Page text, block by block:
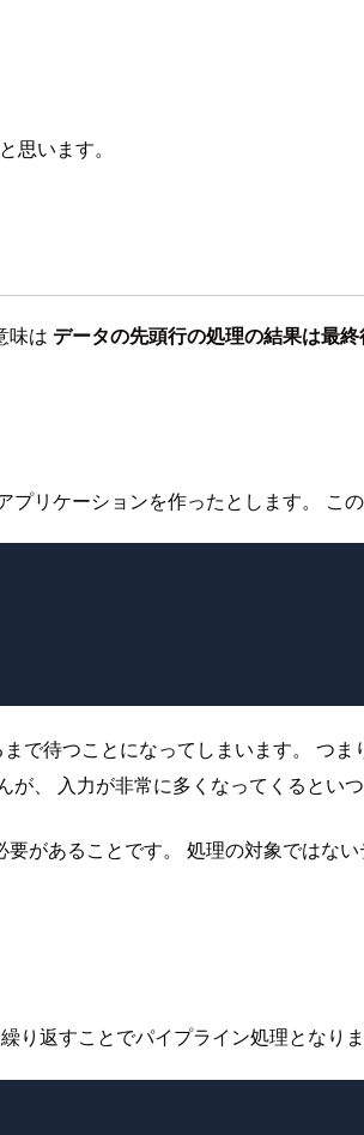
います。
味は データの先頭行の処理の結果は最
リケーションを作ったとします。 こ
で待つことになってしまいます。 つ
、 入力が非常に多くなってくるとい
があることです。 処理の対象ではな
り返すことでパイプライン処理となり